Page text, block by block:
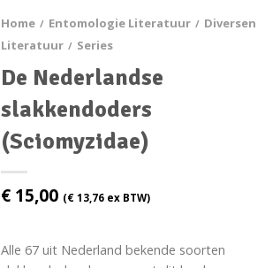
Home / Entomologie Literatuur / Diversen
Literatuur / Series
De Nederlandse
slakkendoders
(Sciomyzidae)
€ 15,00 (€ 13,76 ex BTW)
Alle 67 uit Nederland bekende soorten